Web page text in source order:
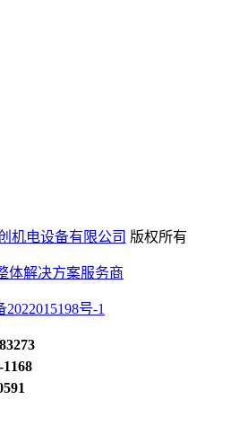
机电设备有限公司 版权所有
体解决方案服务商
2022015198号-1